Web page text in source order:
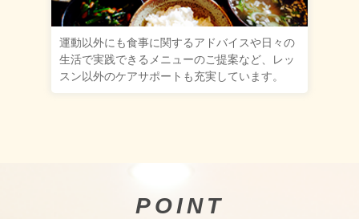
運動以外にも食事に関するアドバイスや日々の
生活で実践できるメニューのご提案など、レッ
スン以外のケアサポートも充実しています。
POINT